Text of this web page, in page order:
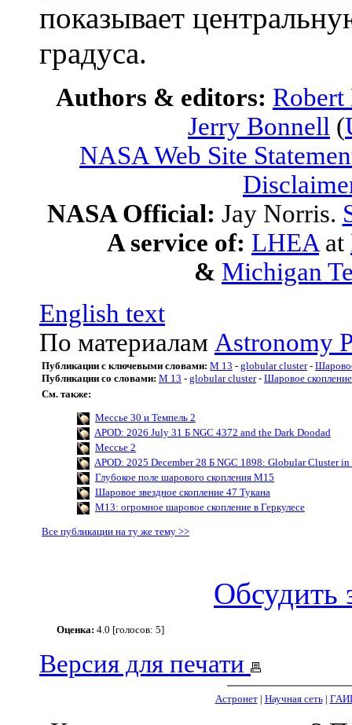
показывает
градуса.
Authors & editors:
Jerry Bonnell (
NASA Web Site
NASA Official: Jay Norris.
A service of: LHEA at
& Michigan
English text
По материалам Astronomy
Публикации с ключевыми словами: M 13 - globular cluster-
Публикации со словами: M 13 - globular cluster- Шаровое скопление
См. также:
Мессье 30 и Темпель 2
APOD: 2026 July 31 Б NGC 4372 and the Dark Doodad
Мессье 2
APOD: 2025 December 28 Б NGC 1898: Globular Cluster
Глубокое поле шарового скопления M15
Шаровое звездное скопление 47 Тукана
M13: огромное шаровое скопление в Геркулесе
Все публикации на ту же тему >>
Обсудить
Оценка: 4.0 [голосов: 5]
Версия для печати
Астронет| Научная сеть|